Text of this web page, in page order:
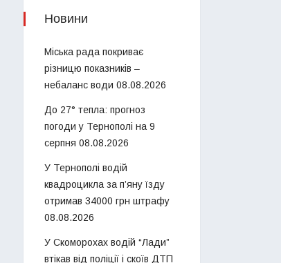
Новини
Міська рада покриває
різницю показників –
небаланс води 08.08.2026
До 27° тепла: прогноз
погоди у Тернополі на 9
серпня 08.08.2026
У Тернополі водій
квадроцикла за п’яну їзду
отримав 34000 грн штрафу
08.08.2026
У Скоморохах водій “Лади”
втікав від поліції і скоїв ДТП